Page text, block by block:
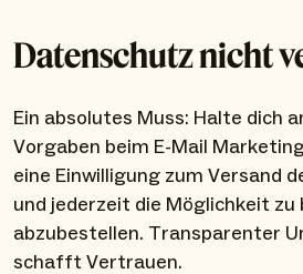
Datenschutz nicht
Ein absolutes Muss: Halte dich
Vorgaben beim E-Mail
eine Einwilligung zum Versand
und jederzeit die Möglichkeit zu
abzubestellen. Transparenter
schafft Vertrauen.